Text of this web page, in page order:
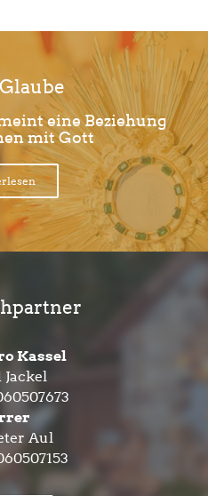
eine Beziehung
mit Gott
Kassel
Aul